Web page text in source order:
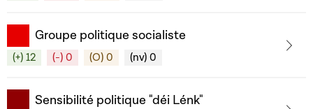
Groupe politique socialiste
(+) 12 (-) 0 (O) 0 (nv) 0
Sensibilité politique "déi Lénk"